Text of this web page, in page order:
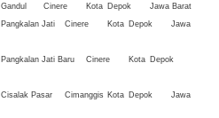
Gandul Cinere Kota Depok
Jawa Barat
Pangkalan Jati Cinere Kota Depok
Jawa
Pangkalan Jati Baru Cinere Kota Depok
Cisalak Pasar Cimanggis Kota Depok
Jawa